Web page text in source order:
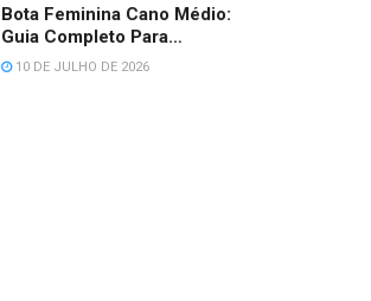
Bota Feminina Cano Médio:
Guia Completo Para
Escolher, Medir e Combinar
10 DE JULHO DE 2026